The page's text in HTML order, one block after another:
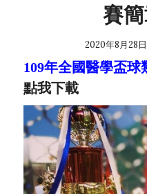
賽
2020年8月28日
109年全國醫學盃
點我下載